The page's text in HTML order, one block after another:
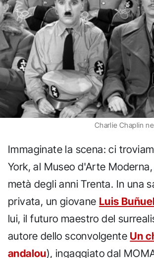
Charlie Chaplin
Immaginate la scena: ci
York, al Museo d'Arte
metà degli anni Trenta. In una
privata, un giovane Luis Buñuel
lui, il futuro maestro del
autore dello sconvolgente Un
andalou), ingaggiato dal